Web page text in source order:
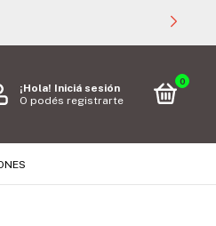
¡Hola! Iniciá sesión
O podés registrarte
0